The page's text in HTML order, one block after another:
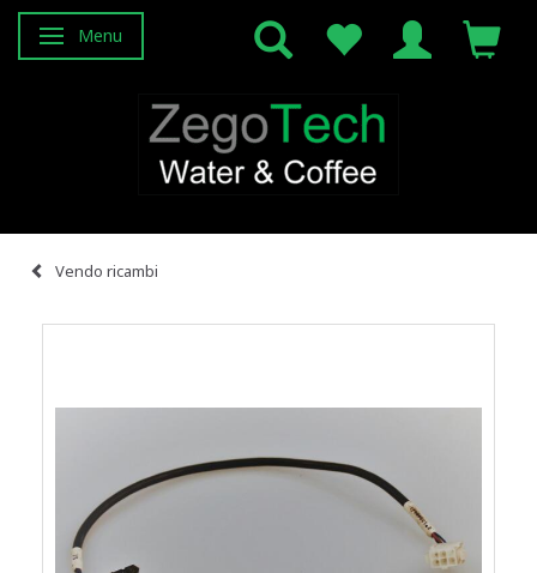
Attiva/disattiva navigazione
Menu
Vendo ricambi